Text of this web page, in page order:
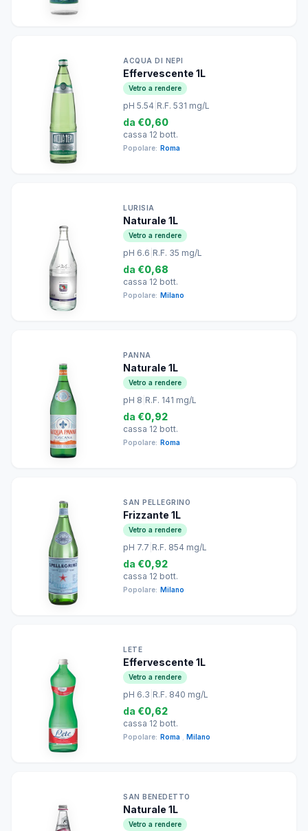
ACQUA DI NEPI
Effervescente 1L
Vetro a rendere
pH 5.54 R.F. 531 mg/L
da €0,60
cassa 12 bott.
Popolare: Roma
LURISIA
Naturale 1L
Vetro a rendere
pH 6.6 R.F. 35 mg/L
da €0,68
cassa 12 bott.
Popolare: Milano
PANNA
Naturale 1L
Vetro a rendere
pH 8 R.F. 141 mg/L
da €0,92
cassa 12 bott.
Popolare: Roma
SAN PELLEGRINO
Frizzante 1L
Vetro a rendere
pH 7.7 R.F. 854 mg/L
da €0,92
cassa 12 bott.
Popolare: Milano
LETE
Effervescente 1L
Vetro a rendere
pH 6.3 R.F. 840 mg/L
da €0,62
cassa 12 bott.
Popolare: Roma Milano
SAN BENEDETTO
Naturale 1L
Vetro a rendere